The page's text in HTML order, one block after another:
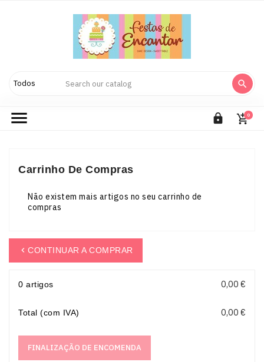

  0
Carrinho De Compras
Não existem mais artigos no seu carrinho de
compras
chevron_left CONTINUAR A COMPRAR
0 artigos 0,00 €
Total (com IVA) 0,00 €
FINALIZAÇÃO DE ENCOMENDA